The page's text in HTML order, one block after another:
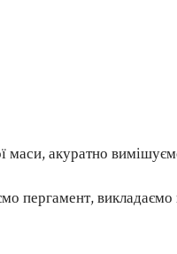
маси, акуратно
пергамент, викладаємо